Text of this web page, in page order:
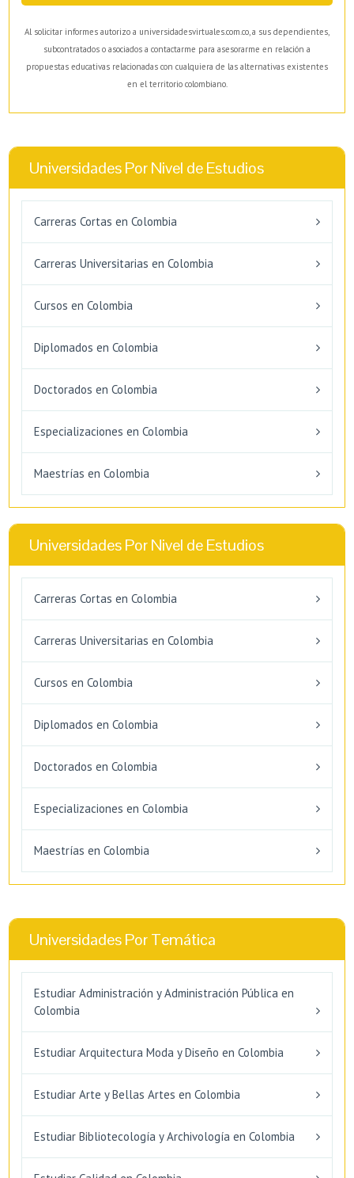
Al solicitar informes autorizo a universidadesvirtuales.com.co, a sus dependientes,
subcontratados o asociados a contactarme para asesorarme en relación a
propuestas educativas relacionadas con cualquiera de las alternativas existentes
en el territorio colombiano.
Universidades Por Nivel de Estudios
Carreras Cortas en Colombia
Carreras Universitarias en Colombia
Cursos en Colombia
Diplomados en Colombia
Doctorados en Colombia
Especializaciones en Colombia
Maestrías en Colombia
Universidades Por Nivel de Estudios
Carreras Cortas en Colombia
Carreras Universitarias en Colombia
Cursos en Colombia
Diplomados en Colombia
Doctorados en Colombia
Especializaciones en Colombia
Maestrías en Colombia
Universidades Por Temática
Estudiar Administración y Administración Pública en
Colombia
Estudiar Arquitectura Moda y Diseño en Colombia
Estudiar Arte y Bellas Artes en Colombia
Estudiar Bibliotecología y Archivología en Colombia